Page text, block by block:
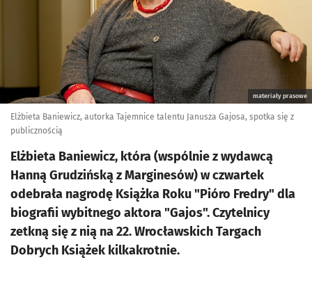
materiały prasowe
Elżbieta Baniewicz, autorka Tajemnice talentu Janusza Gajosa, spotka się z
publicznością
Elżbieta Baniewicz, która (wspólnie z wydawcą
Hanną Grudzińską z Marginesów) w czwartek
odebrała nagrodę Książka Roku "Pióro Fredry" dla
biografii wybitnego aktora "Gajos". Czytelnicy
zetkną się z nią na 22. Wrocławskich Targach
Dobrych Książek kilkakrotnie.